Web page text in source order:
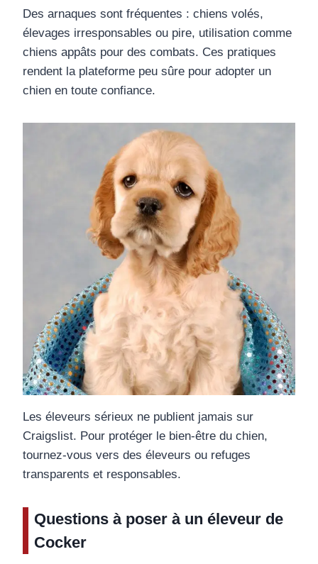
Des arnaques sont fréquentes : chiens volés,
élevages irresponsables ou pire, utilisation comme
chiens appâts pour des combats. Ces pratiques
rendent la plateforme peu sûre pour adopter un
chien en toute confiance.
Les éleveurs sérieux ne publient jamais sur
Craigslist. Pour protéger le bien-être du chien,
tournez-vous vers des éleveurs ou refuges
transparents et responsables.
Questions à poser à un éleveur de
Cocker